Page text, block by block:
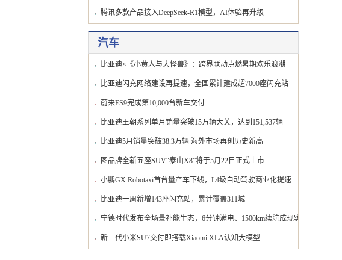
腾讯多款产品接入DeepSeek-R1模型，AI体验再升级
汽车
比亚迪×《小黄人与大怪兽》：跨界联动点燃暑期欢乐浪潮
比亚迪闪充网络建设再提速，全国累计建成超7000座闪充站
蔚来ES9完成第10,000台新车交付
比亚迪王朝系列单月销量突破15万辆大关，达到151,537辆
比亚迪5月销量突破38.3万辆 海外市场再创历史新高
图品牌全新五座SUV“泰山X8”将于5月22日正式上市
小鹏GX Robotaxi首台量产车下线，L4级自动驾驶商业化提速
比亚迪一周新增143座闪充站，累计覆盖311城
宁德时代发布全场景补能生态，6分钟满电、1500km续航成现实
新一代小米SU7交付即搭载Xiaomi XLA认知大模型